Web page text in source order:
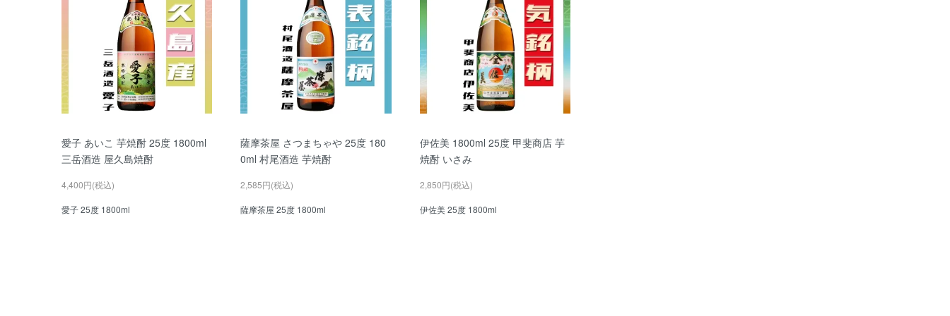
愛子 あいこ 芋焼酎 25度 1800ml
三岳酒造 屋久島焼酎
4,400円(税込)
愛子 25度 1800ml
薩摩茶屋 さつまちゃや 25度 180
0ml 村尾酒造 芋焼酎
2,585円(税込)
薩摩茶屋 25度 1800ml
伊佐美 1800ml 25度 甲斐商店 芋
焼酎 いさみ
2,850円(税込)
伊佐美 25度 1800ml